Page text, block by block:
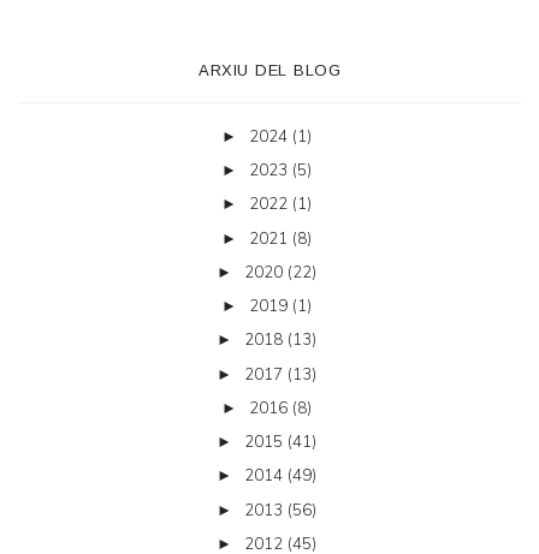
ARXIU DEL BLOG
► 2024 (1)
► 2023 (5)
► 2022 (1)
► 2021 (8)
► 2020 (22)
► 2019 (1)
► 2018 (13)
► 2017 (13)
► 2016 (8)
► 2015 (41)
► 2014 (49)
► 2013 (56)
► 2012 (45)